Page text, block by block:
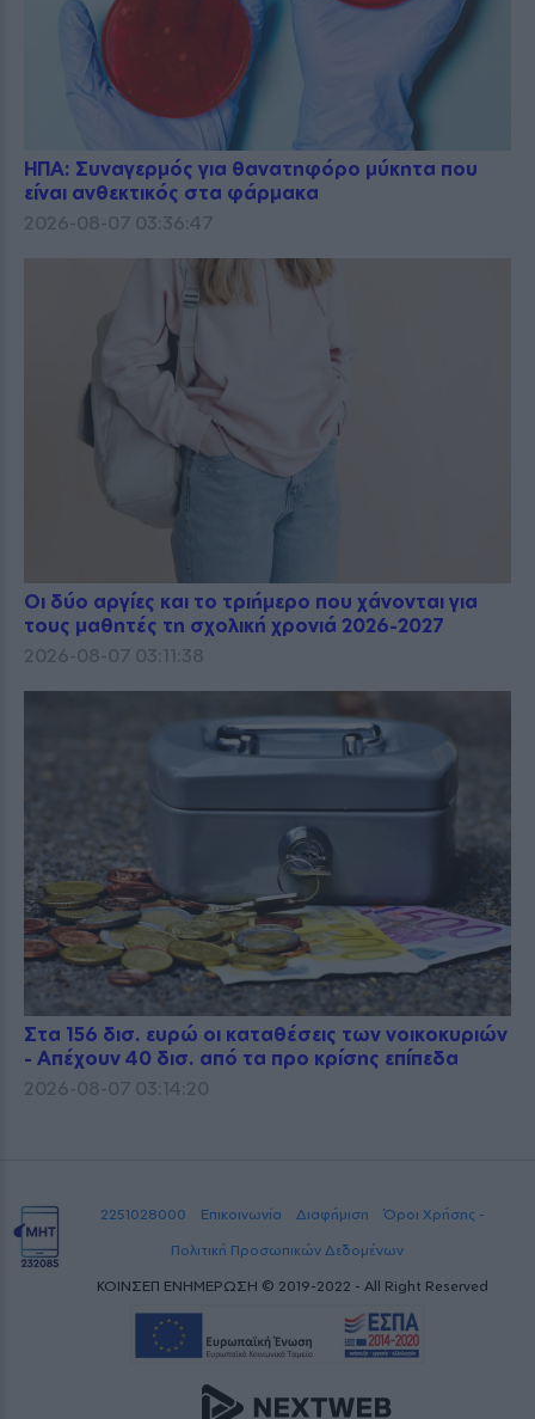
ΗΠΑ: Συναγερμός για θανατηφόρο μύκητα που
είναι ανθεκτικός στα φάρμακα
2026-08-07 03:36:47
Οι δύο αργίες και το τριήμερο που χάνονται για
τους μαθητές τη σχολική χρονιά 2026-2027
2026-08-07 03:11:38
Στα 156 δισ. ευρώ οι καταθέσεις των νοικοκυριών
- Απέχουν 40 δισ. από τα προ κρίσης επίπεδα
2026-08-07 03:14:20
2251028000 Επικοινωνία Διαφήμιση
Όροι Χρήσης -
Πολιτική Προσωπικών Δεδομένων
ΚΟΙΝΣΕΠ ΕΝΗΜΕΡΩΣΗ © 2019-2022 - All Right Reserved